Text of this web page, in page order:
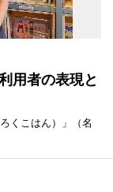
用者の表現と
くこはん）」（名